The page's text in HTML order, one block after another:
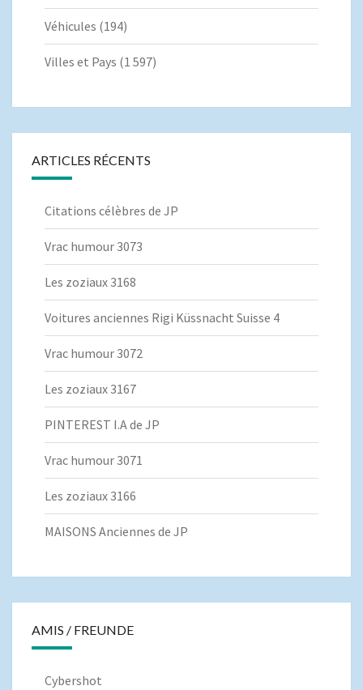
Véhicules (194)
Villes et Pays (1 597)
ARTICLES RÉCENTS
Citations célèbres de JP
Vrac humour 3073
Les zoziaux 3168
Voitures anciennes Rigi Küssnacht Suisse 4
Vrac humour 3072
Les zoziaux 3167
PINTEREST I.A de JP
Vrac humour 3071
Les zoziaux 3166
MAISONS Anciennes de JP
AMIS / FREUNDE
Cybershot